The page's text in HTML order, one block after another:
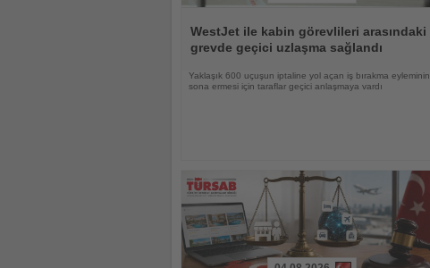
Oku
WestJet ile kabin görevlileri arasındaki
grevde geçici uzlaşma sağlandı
Yaklaşık 600 uçuşun iptaline yol açan iş bırakma eyleminin
sona ermesi için taraflar geçici anlaşmaya vardı